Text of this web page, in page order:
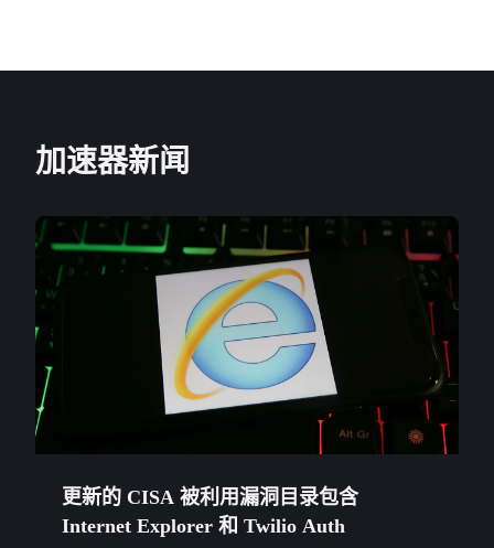
加速器新闻
更新的 CISA 被利用漏洞目录包含
Internet Explorer 和 Twilio Auth